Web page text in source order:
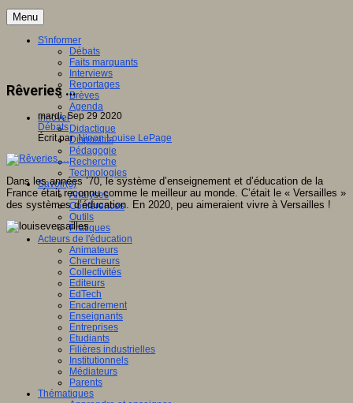
Menu
S'informer
Débats
Faits marquants
Interviews
Reportages
Brèves
Agenda
Innover
Didactique
Dispositifs
Pédagogie
Recherche
Technologies
Savoir(s)
Analyses
Conférences
Outils
Pratiques
Acteurs de l'éducation
Animateurs
Chercheurs
Collectivités
Editeurs
EdTech
Encadrement
Enseignants
Entreprises
Etudiants
Filières industrielles
Institutionnels
Médiateurs
Parents
Thématiques
Rêveries …
mardi, Sep 29 2020
Débats
Écrit parNinon Louise LePage
Dans les années ’70, le système d’enseignement et d’éducation de la
France était reconnu comme le meilleur au monde. C’était le « Versailles »
des systèmes d’éducation. En 2020, peu aimeraient vivre à Versailles !